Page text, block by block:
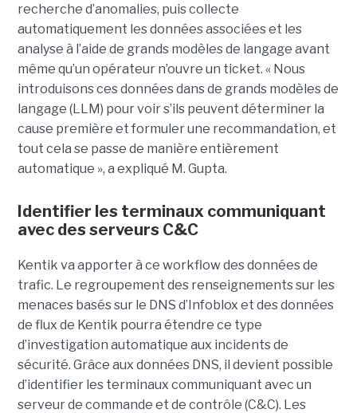
recherche d’anomalies, puis collecte
automatiquement les données associées et les
analyse à l’aide de grands modèles de langage avant
même qu’un opérateur n’ouvre un ticket. « Nous
introduisons ces données dans de grands modèles de
langage (LLM) pour voir s’ils peuvent déterminer la
cause première et formuler une recommandation, et
tout cela se passe de manière entièrement
automatique », a expliqué M. Gupta.
Identifier les terminaux communiquant
avec des serveurs C&C
Kentik va apporter à ce workflow des données de
trafic. Le regroupement des renseignements sur les
menaces basés sur le DNS d’Infoblox et des données
de flux de Kentik pourra étendre ce type
d’investigation automatique aux incidents de
sécurité. Grâce aux données DNS, il devient possible
d’identifier les terminaux communiquant avec un
serveur de commande et de contrôle (C&C). Les